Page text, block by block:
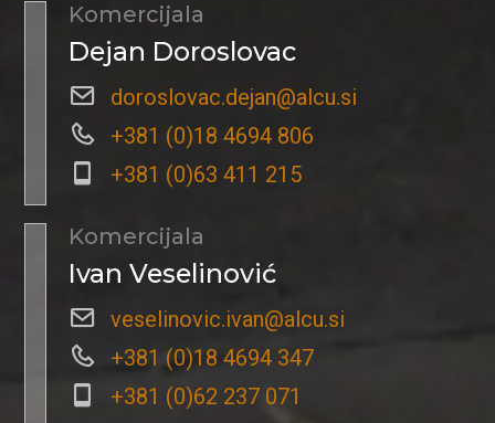
Komercijala
Dejan Doroslovac
doroslovac.dejan@alcu.si
+381 (0)18 4694 806
+381 (0)63 411 215
Komercijala
Ivan Veselinović
veselinovic.ivan@alcu.si
+381 (0)18 4694 347
+381 (0)62 237 071